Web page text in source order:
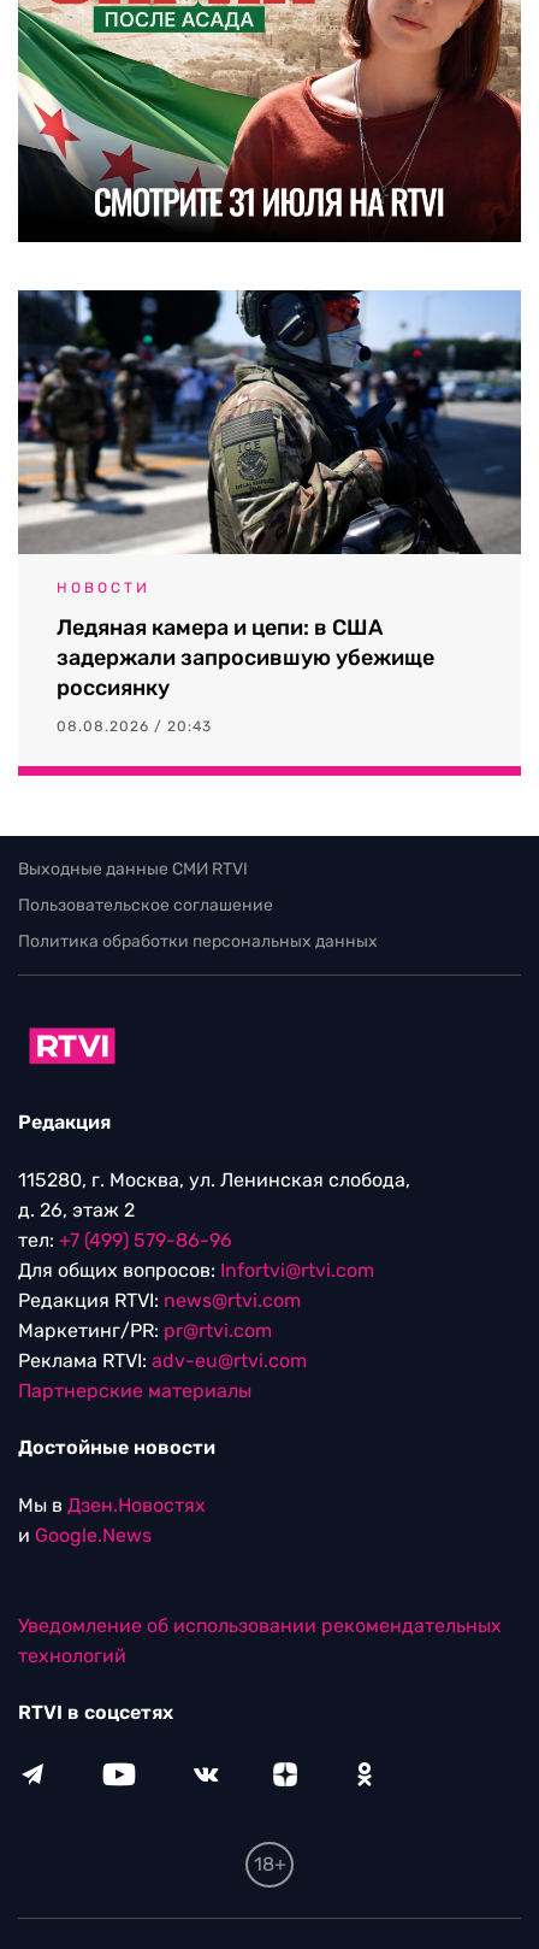
НОВОСТИ
Ледяная камера и цепи: в США
задержали запросившую убежище
россиянку
08.08.2026 / 20:43
Выходные данные СМИ RTVI
Пользовательское соглашение
Политика обработки персональных данных
Редакция
115280, г. Москва, ул. Ленинская слобода,
д. 26, этаж 2
тел: +7 (499) 579-86-96
Для общих вопросов: Infortvi@rtvi.com
Редакция RTVI: news@rtvi.com
Маркетинг/PR: pr@rtvi.com
Реклама RTVI: adv-eu@rtvi.com
Партнерские материалы
Достойные новости
Мы в Дзен.Новостях
и Google.News
Уведомление об использовании рекомендательных
технологий
RTVI в соцсетях
18+